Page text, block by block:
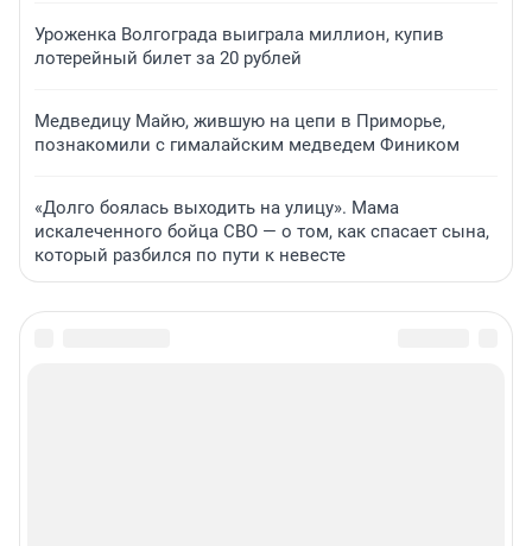
Уроженка Волгограда выиграла миллион, купив
лотерейный билет за 20 рублей
Медведицу Майю, жившую на цепи в Приморье,
познакомили с гималайским медведем Фиником
«Долго боялась выходить на улицу». Мама
искалеченного бойца СВО — о том, как спасает сына,
который разбился по пути к невесте